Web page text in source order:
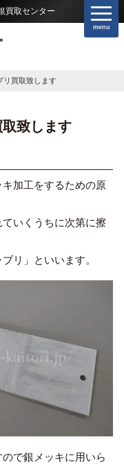
買取センター
menu
リ買取致します
致します
加工をするための原
いくうちに次第に擦
リ」といいます。
で銀メッキに用いら